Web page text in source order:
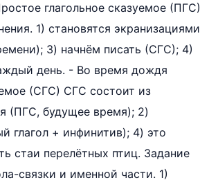
глагольное сказуемое (ПГС)
1) становятся экранизациями
3) начнём писать (СГС); 4)
день. - Во время дождя
(СГС) СГС состоит из
(ПГС, будущее время); 2)
глагол + инфинитив); 4) это
стаи перелётных птиц. Задание
связки и именной части. 1)